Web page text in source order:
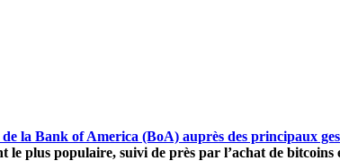
de la Bank of America (BoA) auprès des principaux
le plus populaire, suivi de près par l’achat de